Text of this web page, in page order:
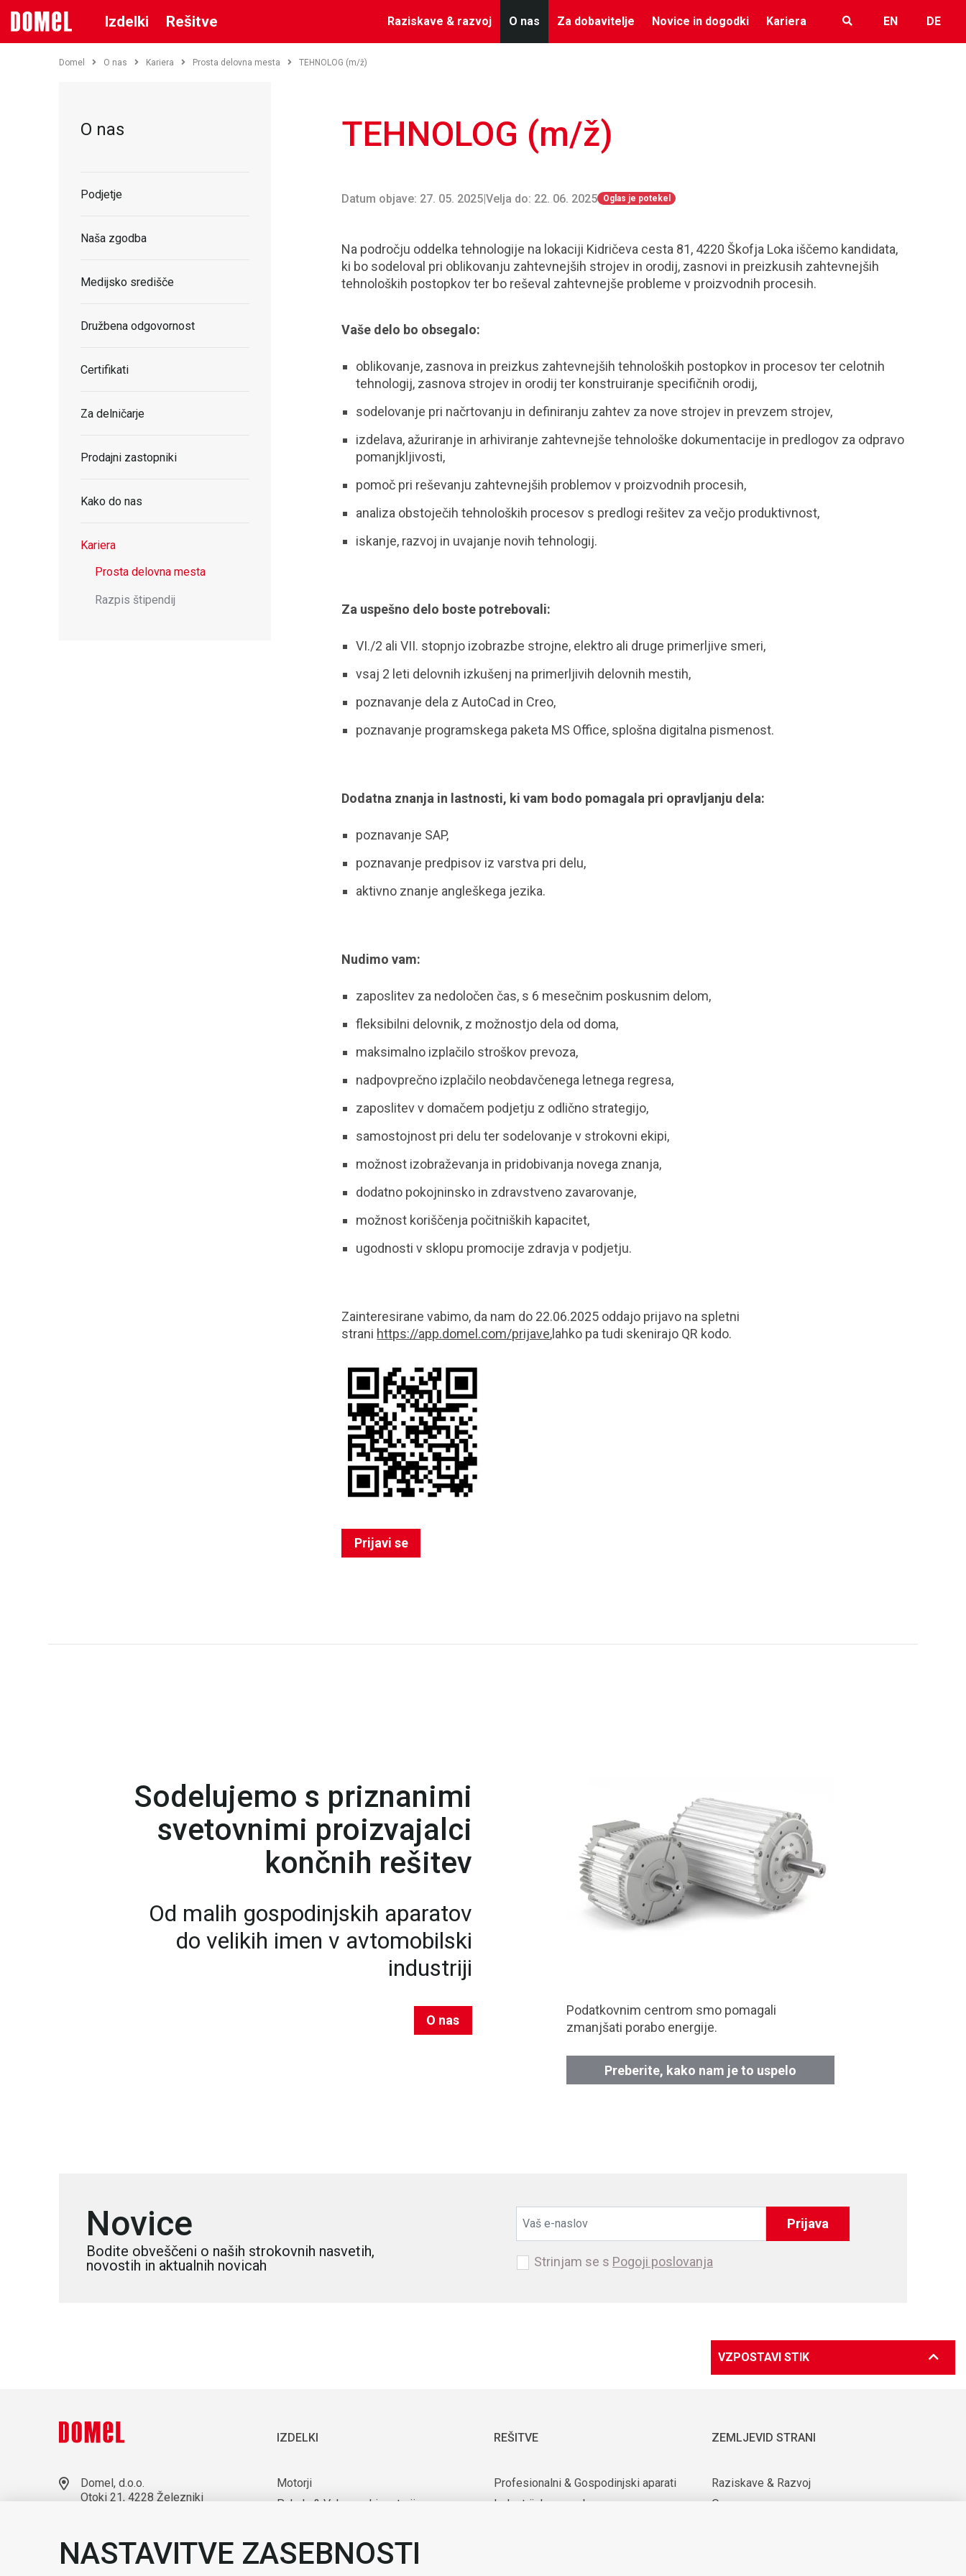
Izdelki Rešitve Raziskave & razvoj O nas Za dobavitelje Novice in dogodki Kariera EN DE
Domel O nas Kariera Prosta delovna mesta TEHNOLOG (m/ž)
TEHNOLOG (m/ž)
Datum objave: 27. 05. 2025|Velja do: 22. 06. 2025 Oglas je potekel
Na področju oddelka tehnologije na lokaciji Kidričeva cesta 81, 4220 Škofja Loka iščemo kandidata,
ki bo sodeloval pri oblikovanju zahtevnejših strojev in orodij, zasnovi in preizkusih zahtevnejših
tehnoloških postopkov ter bo reševal zahtevnejše probleme v proizvodnih procesih.
Vaše delo bo obsegalo:
oblikovanje, zasnova in preizkus zahtevnejših tehnoloških postopkov in procesov ter celotnih
tehnologij, zasnova strojev in orodij ter konstruiranje specifičnih orodij,
sodelovanje pri načrtovanju in definiranju zahtev za nove strojev in prevzem strojev,
izdelava, ažuriranje in arhiviranje zahtevnejše tehnološke dokumentacije in predlogov za odpravo
pomanjkljivosti,
pomoč pri reševanju zahtevnejših problemov v proizvodnih procesih,
analiza obstoječih tehnoloških procesov s predlogi rešitev za večjo produktivnost,
iskanje, razvoj in uvajanje novih tehnologij.
Za uspešno delo boste potrebovali:
VI./2 ali VII. stopnjo izobrazbe strojne, elektro ali druge primerljive smeri,
vsaj 2 leti delovnih izkušenj na primerljivih delovnih mestih,
poznavanje dela z AutoCad in Creo,
poznavanje programskega paketa MS Office, splošna digitalna pismenost.
Dodatna znanja in lastnosti, ki vam bodo pomagala pri opravljanju dela:
poznavanje SAP,
poznavanje predpisov iz varstva pri delu,
aktivno znanje angleškega jezika.
Nudimo vam:
zaposlitev za nedoločen čas, s 6 mesečnim poskusnim delom,
fleksibilni delovnik, z možnostjo dela od doma,
maksimalno izplačilo stroškov prevoza,
nadpovprečno izplačilo neobdavčenega letnega regresa,
zaposlitev v domačem podjetju z odlično strategijo,
samostojnost pri delu ter sodelovanje v strokovni ekipi,
možnost izobraževanja in pridobivanja novega znanja,
dodatno pokojninsko in zdravstveno zavarovanje,
možnost koriščenja počitniških kapacitet,
ugodnosti v sklopu promocije zdravja v podjetju.
Zainteresirane vabimo, da nam do 22.06.2025 oddajo prijavo na spletni
strani https://app.domel.com/prijave,lahko pa tudi skenirajo QR kodo.
Prijavi se
O nas
Podjetje
Naša zgodba
Medijsko središče
Družbena odgovornost
Certifikati
Za delničarje
Prodajni zastopniki
Kako do nas
Kariera
Prosta delovna mesta
Razpis štipendij
Sodelujemo s priznanimi
svetovnimi proizvajalci
končnih rešitev
Od malih gospodinjskih aparatov
do velikih imen v avtomobilski
industriji
O nas
Podatkovnim centrom smo pomagali
zmanjšati porabo energije.
Preberite, kako nam je to uspelo
Novice
Bodite obveščeni o naših strokovnih nasvetih,
novostih in aktualnih novicah
Prijava
Strinjam se s Pogoji poslovanja
VZPOSTAVI STIK
Domel, d.o.o.
Otoki 21, 4228 Železniki
sales@domel.com
Lokacije skladišč
IZDELKI
Motorji
Puhala & Vakuumski motorji
Komponente
Avtomatizacija & Robotizacija
REŠITVE
Profesionalni & Gospodinjski aparati
Industrijska uporaba
ZEMLJEVID STRANI
Raziskave & Razvoj
O nas
NASTAVITVE ZASEBNOSTI